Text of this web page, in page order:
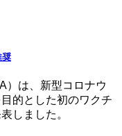
奨
）は、新型コロナウ
的とした初のワクチ
しました。